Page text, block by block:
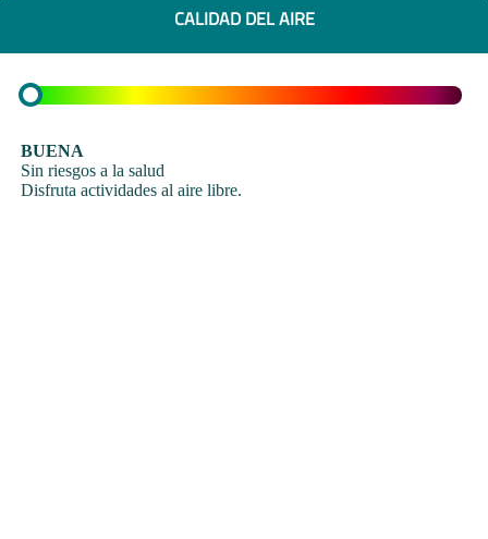
CALIDAD DEL AIRE
BUENA
Sin riesgos a la salud
Disfruta actividades al aire libre.